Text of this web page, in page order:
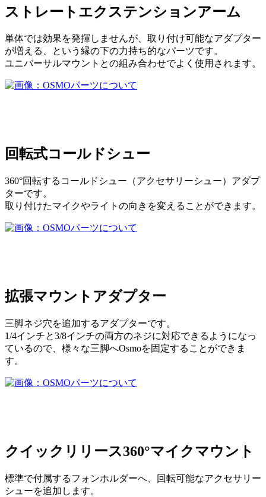
ストレートエクステンションアーム
単体では効果を発揮しませんが、取り付け可能なアダプター
が増える、という縁の下の力持ち的なパーツです。
ユニバーサルマウントとの組み合わせでよく使用されます。
回転式コールドシュー
360°回転するコールドシュー（アクセサリーシュー）アダプ
ターです。
取り付けたマイクやライトの向きを変えることができます。
拡張マウントアダプター
三脚ネジ穴を追加するアダプターです。
1/4インチと3/8インチの両方のネジに対応できるようになっ
ているので、様々な三脚へOsmoを固定することができま
す。
クイックリリース360°マイクマウント
標準で付属するフォンホルダーへ、回転可能なアクセサリー
シューを追加します。